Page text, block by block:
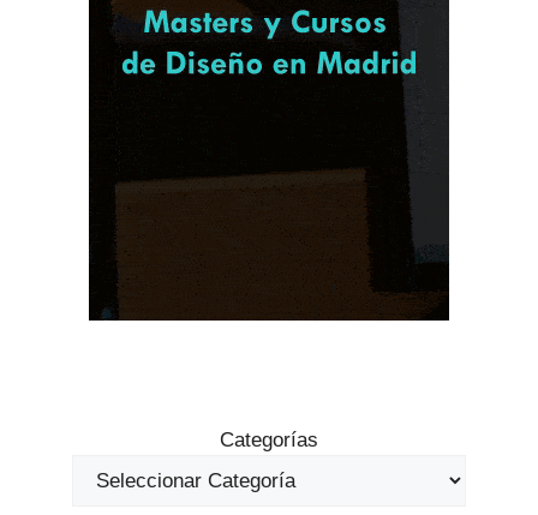
Categorías